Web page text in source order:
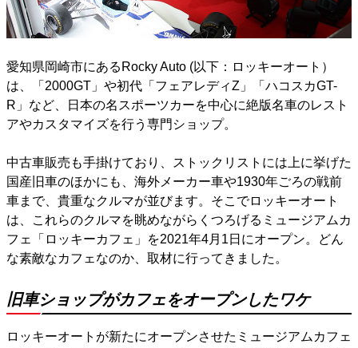
愛知県岡崎市にあるRocky Auto (以下：ロッキーオート）
は、「2000GT」や初代「フェアレディZ」「ハコスカGT-
R」など、日本の名スポーツカーを中心に絶版名車のレスト
アやカスタマイズを行う専門ショップ。
中古車販売も手掛けており、ストックリストには上に挙げた
国産旧車のほかにも、海外メーカー車や1930年ごろの戦前
車まで、貴重なクルマが並びます。そこでロッキーオート
は、これらのクルマを眺めながらくつろげるミュージアムカ
フェ「ロッキーカフェ」を2021年4月1日にオープン。どん
な素敵なカフェなのか、取材に行ってきました。
旧車ショップがカフェをオープンしたワケ
ロッキーオートが新たにオープンさせたミュージアムカフェ